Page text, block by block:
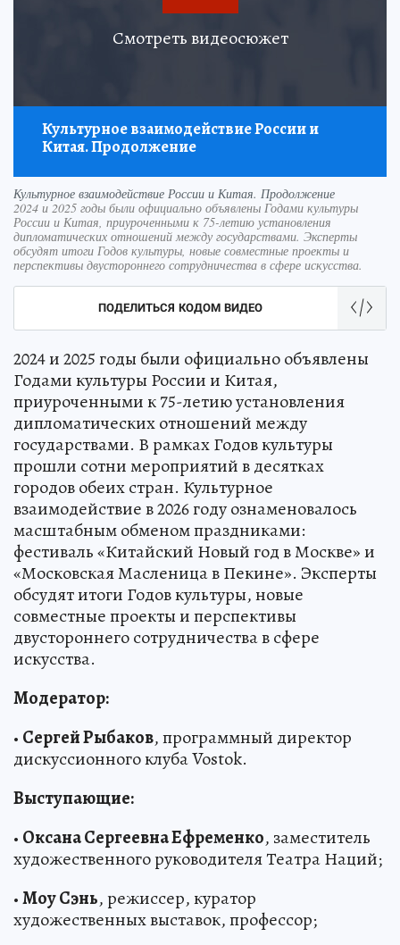
Смотреть видеосюжет
Культурное взаимодействие России и
Китая. Продолжение
Культурное взаимодействие России и Китая. Продолжение
2024 и 2025 годы были официально объявлены Годами культуры
России и Китая, приуроченными к 75-летию установления
дипломатических отношений между государствами. Эксперты
обсудят итоги Годов культуры, новые совместные проекты и
перспективы двустороннего сотрудничества в сфере искусства.
ПОДЕЛИТЬСЯ КОДОМ ВИДЕО
2024 и 2025 годы были официально объявлены
Годами культуры России и Китая,
приуроченными к 75-летию установления
дипломатических отношений между
государствами. В рамках Годов культуры
прошли сотни мероприятий в десятках
городов обеих стран. Культурное
взаимодействие в 2026 году ознаменовалось
масштабным обменом праздниками:
фестиваль «Китайский Новый год в Москве» и
«Московская Масленица в Пекине». Эксперты
обсудят итоги Годов культуры, новые
совместные проекты и перспективы
двустороннего сотрудничества в сфере
искусства.
Модератор:
• Сергей Рыбаков, программный директор
дискуссионного клуба Vostok.
Выступающие:
• Оксана Сергеевна Ефременко, заместитель
художественного руководителя Театра Наций;
•Моу Сэнь, режиссер, куратор
художественных выставок, профессор;